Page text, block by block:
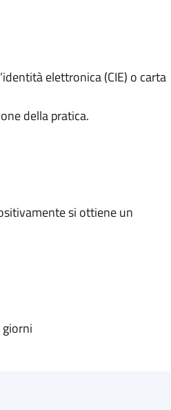
elettronica (CIE) o carta
della pratica.
si ottiene un